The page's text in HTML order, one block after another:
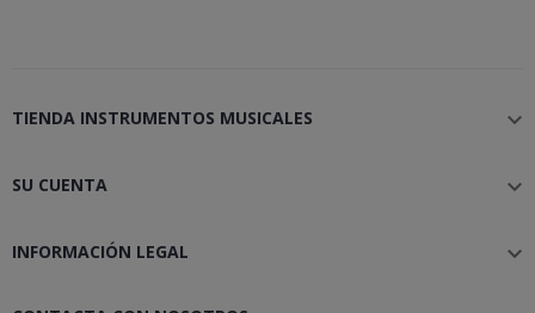
TIENDA INSTRUMENTOS MUSICALES 
SU CUENTA 
INFORMACIÓN LEGAL 